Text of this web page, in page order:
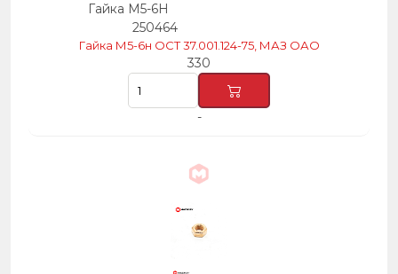
Гайка М5-6Н
250464
Гайка М5-6н ОСТ 37.001.124-75, МАЗ ОАО
330
-